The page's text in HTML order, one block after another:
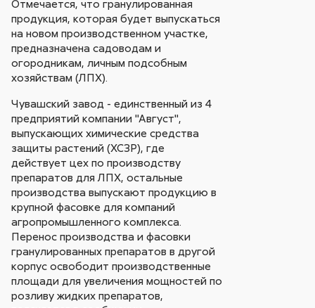
Отмечается, что гранулированная
продукция, которая будет выпускаться
на новом производственном участке,
предназначена садоводам и
огородникам, личным подсобным
хозяйствам (ЛПХ).
Чувашский завод - единственный из 4
предприятий компании "Август",
выпускающих химические средства
защиты растений (ХСЗР), где
действует цех по производству
препаратов для ЛПХ, остальные
производства выпускают продукцию в
крупной фасовке для компаний
агропромышленного комплекса.
Перенос производства и фасовки
гранулированных препаратов в другой
корпус освободит производственные
площади для увеличения мощностей по
розливу жидких препаратов,